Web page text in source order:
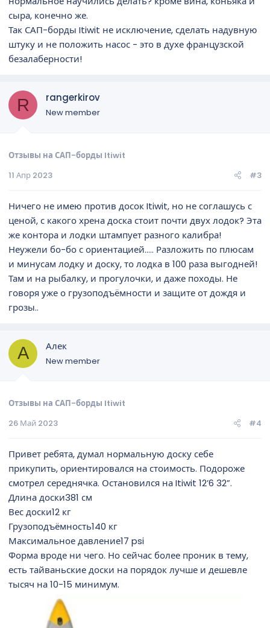
сыра, конечно же.
Так САП-борды Itiwit не исключение, сделать надувную
штуку и не положить насос - это в духе французской
безалаберности!
R rangerkirov
New member
Отзывы на САП-борды Itiwit
11 Апр 2023
#3
Ничего не имею против досок Itiwit, но не соглашусь с
ценой, с какого хрена доска стоит почти двух лодок? Эта
же контора и лодки штампует разного калибра!
Неужели бо-бо с ориентацией..... Разложить по плюсам
и минусам лодку и доску, то лодка в 100 раза выгодней!
Там и на рыбалку, и прогулочки, и даже походы. Не
говоря уже о грузоподъёмности и защите от дождя и
грозы..
А Алек
New member
Отзывы на САП-борды Itiwit
26 Май 2023
#4
Привет ребята, думал нормальную доску себе
прикупить, ориентировался на стоимость. Подороже
смотрел середнячка. Остановился на Itiwit 12’6 32”.
Длина доски381 см
Вес доски12 кг
Грузоподъёмность140 кг
Максимальное давление17 psi
Форма вроде ни чего. Но сейчас более проник в тему,
есть тайваньские доски на порядок лучше и дешевле
тысяч на 10-15 минимум.